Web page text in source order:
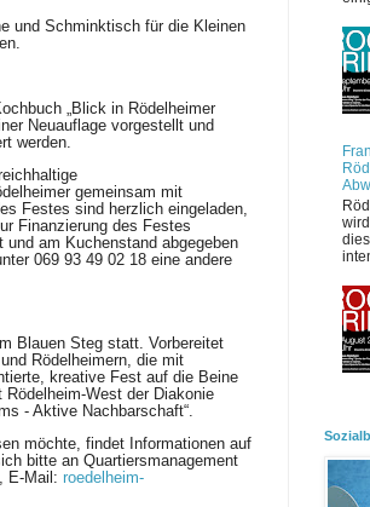
und Schminktisch für die Kleinen
„Blick in Rödelheimer
Neuauflage vorgestellt und
werden.
gemeinsam mit
Festes sind herzlich eingeladen,
Finanzierung des Festes
am Kuchenstand abgegeben
069 93 49 02 18 eine andere
Blauen Steg statt. Vorbereitet
Rödelheimern, die mit
kreative Fest auf die Beine
West der Diakonie
- Aktive Nachbarschaft“.
möchte, findet Informationen auf
bitte an Quartiersmanagement
E-Mail: roedelheim-